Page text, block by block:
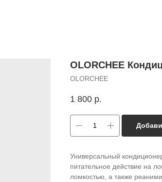
OLORCHEE
OLORCHEE
1 800 р.
Универсальный
питательное действие на
ломкостью, а также